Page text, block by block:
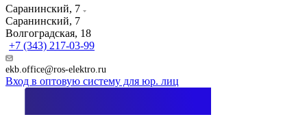
Саранинский, 7
Саранинский, 7
Волгоградская, 18
+7 (343) 217-03-99
ekb.office@ros-elektro.ru
Вход в оптовую систему для юр. лиц